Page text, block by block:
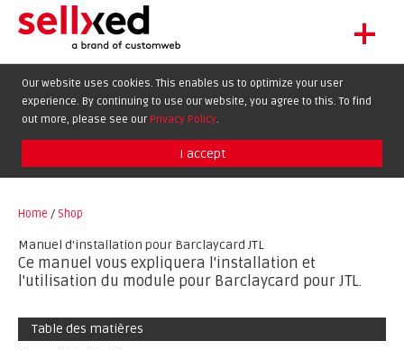
+
EXTENSIONS
BLOG
Our website uses cookies. This enables us to optimize your user
experience. By continuing to use our website, you agree to this. To find
out more, please see our Privacy Policy.
I accept
Home / Shop
Manuel d'installation pour Barclaycard JTL
Ce manuel vous expliquera l'installation et
l'utilisation du module pour Barclaycard pour JTL.
Table des matières